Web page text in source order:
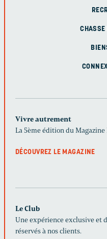
Vivre autrement
La 5ème édition du Magazine
DÉCOUVREZ LE MAGAZINE
Le Club
Une expérience exclusive et
réservés à nos clients.